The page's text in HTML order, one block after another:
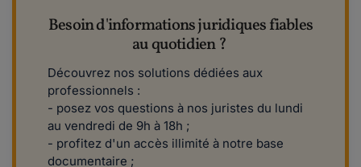
Besoin d'informations juridiques fiables
au quotidien ?
Découvrez nos solutions dédiées aux
professionnels :
- posez vos questions à nos juristes du lundi
au vendredi de 9h à 18h ;
- profitez d'un accès illimité à notre base
documentaire ;